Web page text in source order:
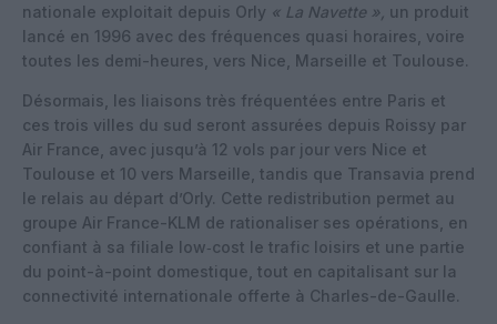
nationale exploitait depuis Orly « La Navette », un produit
lancé en 1996 avec des fréquences quasi horaires, voire
toutes les demi-heures, vers Nice, Marseille et Toulouse.
Désormais, les liaisons très fréquentées entre Paris et
ces trois villes du sud seront assurées depuis Roissy par
Air France, avec jusqu’à 12 vols par jour vers Nice et
Toulouse et 10 vers Marseille, tandis que Transavia prend
le relais au départ d’Orly. Cette redistribution permet au
groupe Air France-KLM de rationaliser ses opérations, en
confiant à sa filiale low‑cost le trafic loisirs et une partie
du point-à-point domestique, tout en capitalisant sur la
connectivité internationale offerte à Charles-de-Gaulle.